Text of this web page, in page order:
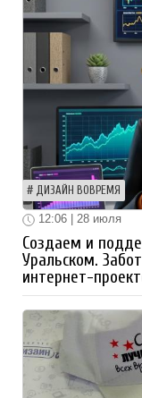
ДИЗАЙН ВОВРЕМЯ
12:06 | 28 июля
Создаем и
Уральском.
интернет-